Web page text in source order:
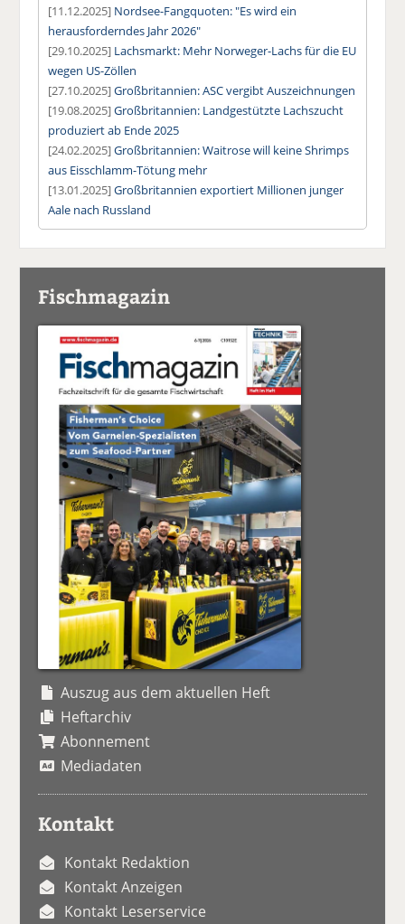
[11.12.2025] Nordsee-Fangquoten: "Es wird ein
herausforderndes Jahr 2026"
[29.10.2025] Lachsmarkt: Mehr Norweger-Lachs für die EU
wegen US-Zöllen
[27.10.2025]Großbritannien: ASC vergibt Auszeichnungen
[19.08.2025]Großbritannien: Landgestützte Lachszucht
produziert ab Ende 2025
[24.02.2025]Großbritannien: Waitrose will keine Shrimps
aus Eisschlamm-Tötung mehr
[13.01.2025]Großbritannien exportiert Millionen junger
Aale nach Russland
Fischmagazin
Auszug aus dem aktuellen Heft
Heftarchiv
Abonnement
Mediadaten
Kontakt
Kontakt Redaktion
Kontakt Anzeigen
Kontakt Leserservice